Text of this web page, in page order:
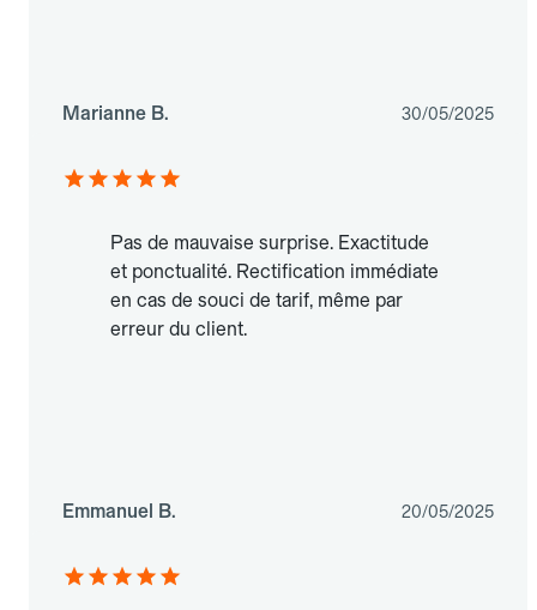
Marianne B. 30/05/2025
Pas de mauvaise surprise. Exactitude
et ponctualité. Rectification immédiate
en cas de souci de tarif, même par
erreur du client.
Emmanuel B. 20/05/2025